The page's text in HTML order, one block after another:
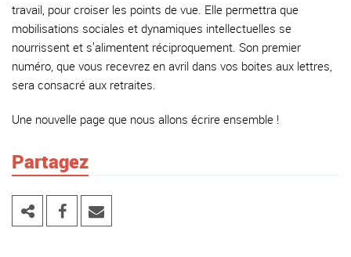
travail, pour croiser les points de vue. Elle permettra que
mobilisations sociales et dynamiques intellectuelles se
nourrissent et s’alimentent réciproquement. Son premier
numéro, que vous recevrez en avril dans vos boites aux lettres,
sera consacré aux retraites.
Une nouvelle page que nous allons écrire ensemble !
Partagez